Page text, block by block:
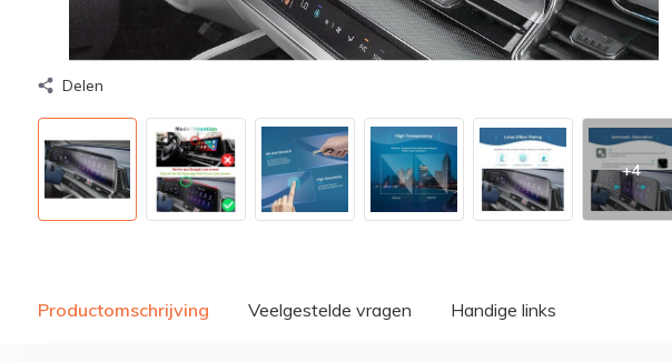
Delen
+4
Productomschrijving Veelgestelde vragen Handige links